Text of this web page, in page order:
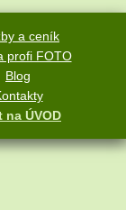
a ceník
profi FOTO
Blog
na ÚVOD